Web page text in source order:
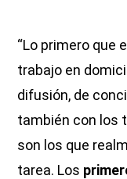
“Lo primero que
trabajo en
difusión, de
también con los
son los que
tarea. Los